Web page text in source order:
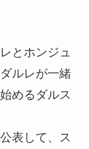
とホンジュ
ルレが一緒
めるダルス
表して、ス